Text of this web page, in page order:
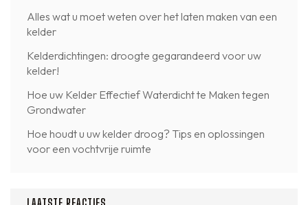
Alles wat u moet weten over het laten maken van een
kelder
Kelderdichtingen: droogte gegarandeerd voor uw
kelder!
Hoe uw Kelder Effectief Waterdicht te Maken tegen
Grondwater
Hoe houdt u uw kelder droog? Tips en oplossingen
voor een vochtvrije ruimte
LAATSTE REACTIES